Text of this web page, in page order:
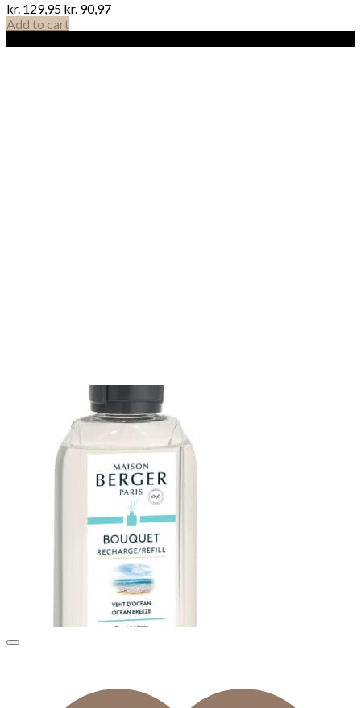
kr.129,95 kr. 90,97
Add to cart